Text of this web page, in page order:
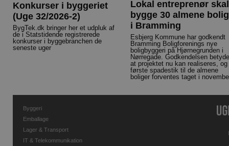
Konkurser i byggeriet
(Uge 32/2026-2)
BygTek.dk bringer her et udpluk af
de i Statstidende registrerede
konkurser i byggebranchen de
seneste uger
Lokal entreprenør skal
bygge 30 almene
i Bramming
Esbjerg Kommune har godkendt
Bramming Boligforenings nye
boligbyggeri på Hjørnegrunden i
Nørregade. Godkendelsen
at projektet nu kan realiseres, og
første spadestik til de almene
boliger forventes taget i
Byggeri
Emballage
Lager & Transport
IT & Telekommunikation